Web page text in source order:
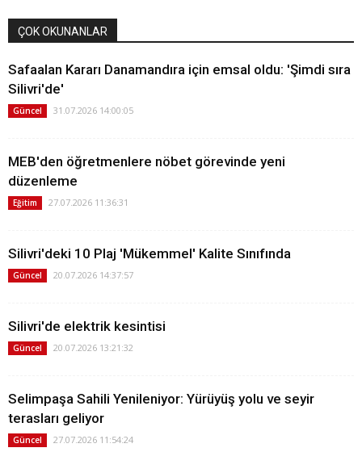
ÇOK OKUNANLAR
Safaalan Kararı Danamandıra için emsal oldu: 'Şimdi sıra
Silivri'de'
Güncel 31.07.2026 14:00:05
MEB'den öğretmenlere nöbet görevinde yeni
düzenleme
Eğitim 27.07.2026 11:36:31
Silivri'deki 10 Plaj 'Mükemmel' Kalite Sınıfında
Güncel 20.07.2026 14:37:57
Silivri'de elektrik kesintisi
Güncel 20.07.2026 13:21:32
Selimpaşa Sahili Yenileniyor: Yürüyüş yolu ve seyir
terasları geliyor
Güncel 27.07.2026 11:54:24